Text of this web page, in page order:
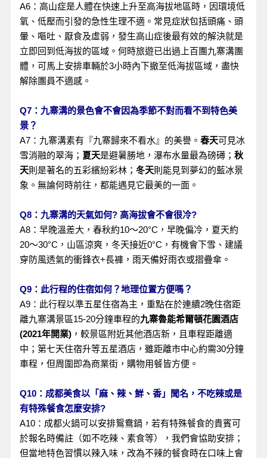
A6：高山症是人體在快速上升至高海拔地區時，因環境低
氧、低壓而引發的急性生理不適。常見症狀包括頭痛、頭
暈、嘔吐、厭食及虛弱，發生高山症後最有效的解決就是
立即回到低海拔的區域。何時旅遊已出過上百團九寨溝團
體，可馬上安排車輛於3小時內下撤至低海拔區域，盡快
解除團員不適感。
Q7：九寨溝的景色會不會因為季節不對而看不到特色美
景？
A7：九寨溝素有『九寨歸來不看水』的美譽。 春天可見冰
雪消融的翠海； 夏天是避暑勝地，瀑布水量最為磅礡； 秋
天則是著名的五彩繽紛彩林； 冬天則能見到夢幻的藍冰景
象。無論何時前往，都能遇見它最美的一面。
Q8：九寨溝的天氣如何? 高海拔會不會很冷?
A8： 早晚溫差大，春秋約10～20°C，早晚偏冷，夏天約
20～30°C，山區涼爽，冬天接近0°C，有機會下雪、建議
穿防風透氣的衝鋒衣+長褲，雨天備好雨衣或摺疊傘。
Q9：此行程的住宿如何？地理位置方便嗎？
A9：此行程以準五星住宿為主，重點在於連續2晚住宿距
離九寨溝景區15-20分鐘車程的九寨魯能希爾頓花園酒店
(2021年開業)，較景區附近其他酒店新，且車程距離適
中；第七天住宿升等五星酒店，雖距離市中心約需30分鐘
車程，但周圍即為商業街，購物用餐皆方便。
Q10：成都美食以「麻、辣、鮮、香」聞名，不吃辣或是
有特殊餐食怎麼安排?
A10：成都火鍋可以安排鴛鴦鍋，若有特殊餐食的貴賓可
於報名時備註（如不吃辣、素食等），我們會協助安排；
但當地特色習慣以辣入味，改為不辣的餐食時在口味上會